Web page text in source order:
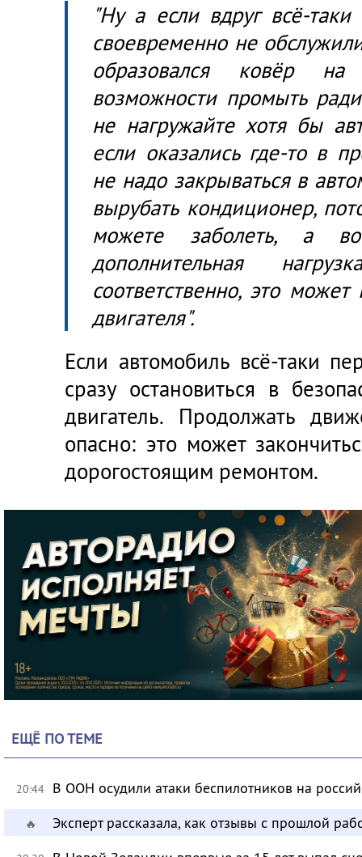
"Ну а если вдруг всё-таки
своевременно не
образовался ковёр
возможности промыть
не нагружайте хотя бы
если оказались где-то в
не надо закрываться в
вырубать кондиционер,
можете заболеть, а
дополнительная
соответственно, это
двигателя".
Если автомобиль всё-таки
сразу остановиться в
двигатель. Продолжать
опасно: это может
дорогостоящим ремонтом.
ЕЩЁ ПО ТЕМЕ
20:44 В ООН осудили атаки беспилотников на
🔥 Эксперт рассказала, как отзывы с прошлой